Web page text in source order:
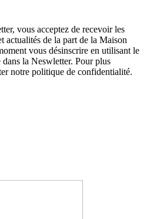
vous acceptez de recevoir les
actualités de la part de la Maison
vous désinscrire en utilisant le
la Neswletter. Pour plus
notre politique de confidentialité.